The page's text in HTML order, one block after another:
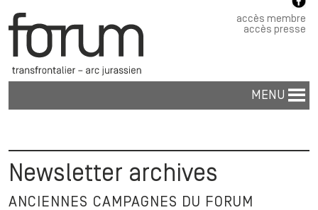
accès membre
accès presse
MENU
Newsletter archives
ANCIENNES CAMPAGNES DU FORUM